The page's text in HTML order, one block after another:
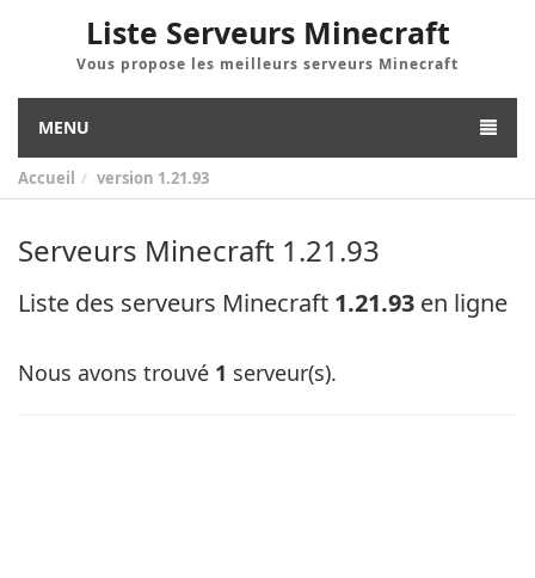
Liste Serveurs Minecraft
Vous propose les meilleurs serveurs Minecraft
MENU
Accueil version 1.21.93
Serveurs Minecraft 1.21.93
Liste des serveurs Minecraft 1.21.93 en ligne
Nous avons trouvé 1 serveur(s).